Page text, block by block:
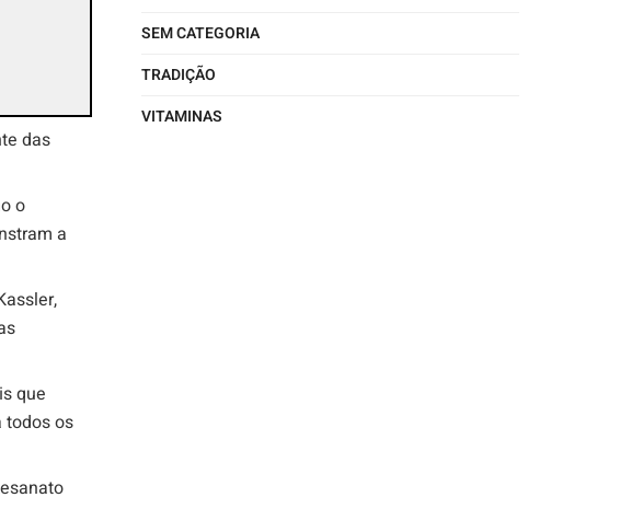
das
o
a
que
todos os
SEM CATEGORIA
TRADIÇÃO
VITAMINAS